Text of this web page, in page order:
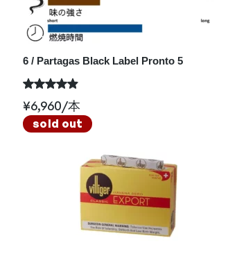
6 / Partagas Black Label Pronto 5
¥6,960/本
sold out